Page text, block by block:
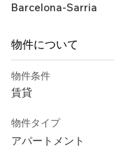
Barcelona-Sarria
物件について
物件条件
賃貸
物件タイプ
アパートメント